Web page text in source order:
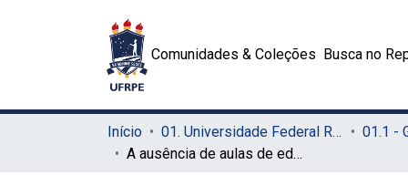
Comunidades & Coleções Busca no
Início 01. Universidade Federal Rural de Pernambuco - UFRPE (Sede) 01.1 -
A ausência de aulas de educação física nos anos iniciais do ensino fundamental do município do Recife: a importância da ministração de aulas de educação física por um professor com formação específica